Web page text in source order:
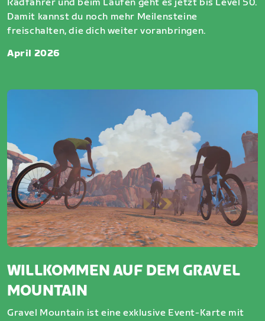
Radfahrer und beim Laufen geht es jetzt bis Level 50.
Damit kannst du noch mehr Meilensteine
freischalten, die dich weiter voranbringen.
April 2026
WILLKOMMEN AUF DEM GRAVEL
MOUNTAIN
Gravel Mountain ist eine exklusive Event-Karte mit